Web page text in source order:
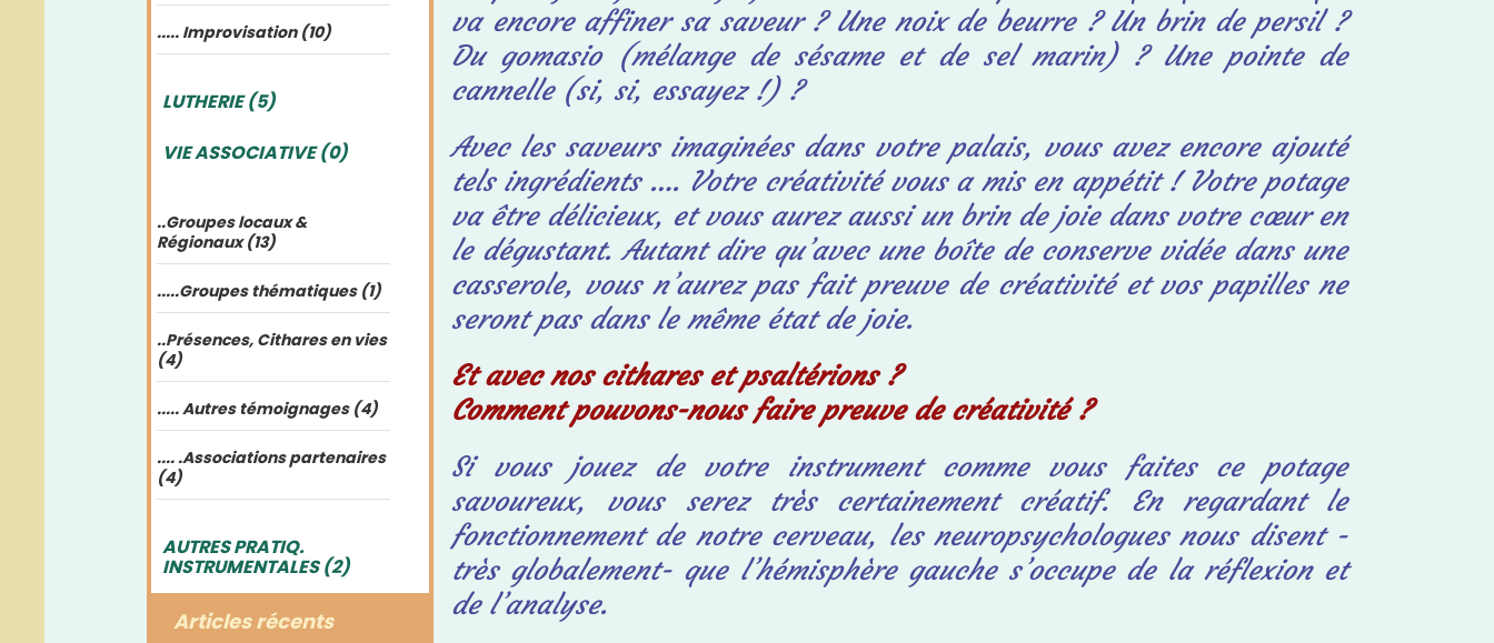
va encore affiner sa saveur ? Une noix de beurre ? Un brin de persil ?
Du gomasio (mélange de sésame et de sel marin) ? Une pointe de
cannelle (si, si, essayez !) ?
Avec les saveurs imaginées dans votre palais, vous avez encore ajouté
tels ingrédients …. Votre créativité vous a mis en appétit ! Votre potage
va être délicieux, et vous aurez aussi un brin de joie dans votre cœur en
le dégustant. Autant dire qu’avec une boîte de conserve vidée dans une
casserole, vous n’aurez pas fait preuve de créativité et vos papilles ne
seront pas dans le même état de joie.
Et avec nos cithares et psaltérions ?
Comment pouvons-nous faire preuve de créativité ?
Si vous jouez de votre instrument comme vous faites ce potage
savoureux, vous serez très certainement créatif. En regardant le
fonctionnement de notre cerveau, les neuropsychologues nous disent -
très globalement- que l’hémisphère gauche s’occupe de la réflexion et
de l’analyse.
..... Improvisation (10)
LUTHERIE (5)
VIE ASSOCIATIVE (0)
..Groupes locaux &
Régionaux (13)
.....Groupes thématiques (1)
..Présences, Cithares en vies
(4)
..... Autres témoignages (4)
.... .Associations partenaires
(4)
AUTRES PRATIQ.
INSTRUMENTALES (2)
Articles récents